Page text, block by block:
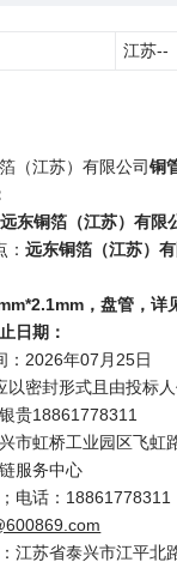
江苏--
（江苏）有限公司铜
远东铜箔（江苏） 有限
：远东铜箔（江苏）
，盘管，详
止日期：
：2026年07月25日
以密封形式且由投标
贵18861778311
市虹桥工业园区飞虹
服务中心
电话：18861778311
江苏省泰兴市江平北